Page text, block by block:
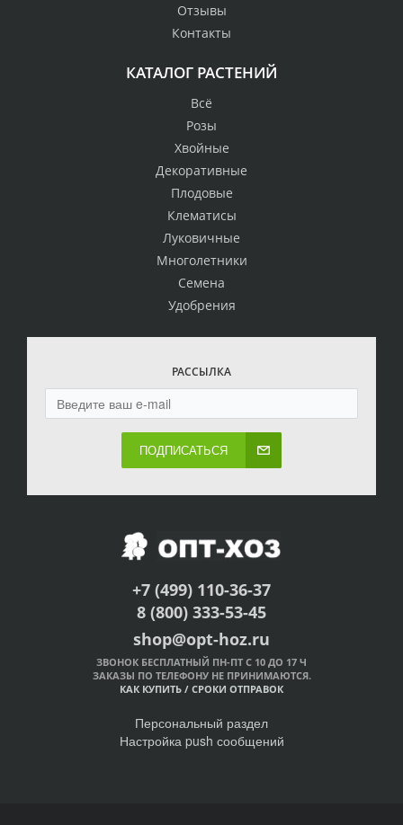
Отзывы
Контакты
КАТАЛОГ РАСТЕНИЙ
Всё
Розы
Хвойные
Декоративные
Плодовые
Клематисы
Луковичные
Многолетники
Семена
Удобрения
РАССЫЛКА
ПОДПИСАТЬСЯ
+7 (499) 110-36-37
8 (800) 333-53-45
shop@opt-hoz.ru
ЗВОНОК БЕСПЛАТНЫЙ ПН-ПТ С 10 ДО 17 Ч
ЗАКАЗЫ ПО ТЕЛЕФОНУ НЕ ПРИНИМАЮТСЯ.
КАК КУПИТЬ / СРОКИ ОТПРАВОК
Персональный раздел
Настройка push сообщений